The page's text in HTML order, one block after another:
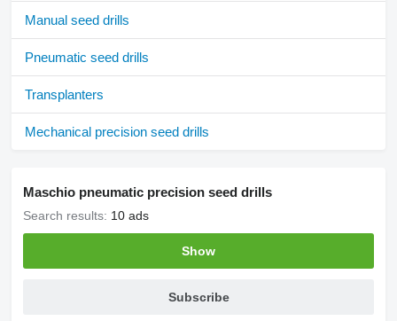
Manual seed drills
Pneumatic seed drills
Transplanters
Mechanical precision seed drills
Maschio pneumatic precision seed drills
Search results: 10 ads
Show
Subscribe